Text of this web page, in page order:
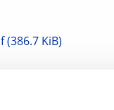
(386.7 KiB)
Siwz - Formularz